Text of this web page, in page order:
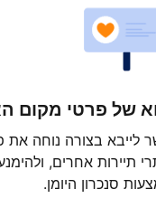
של פרטי מקום
לייבא בצורה נוחה את
תיירות אחרים,
סנכרון היומן.